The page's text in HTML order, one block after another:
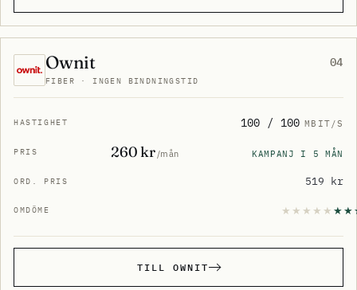
04
Ownit
FIBER · INGEN BINDNINGSTID
100 / 100 MBIT/S
260 kr/mån KAMPANJ I 5 MÅN
519 kr
TILL OWNIT